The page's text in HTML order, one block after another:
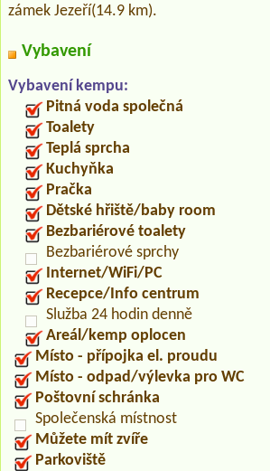
zámek Jezeří(14.9 km).
Vybavení
Vybavení kempu:
Pitná voda společná
Toalety
Teplá sprcha
Kuchyňka
Pračka
Dětské hřiště/baby room
Bezbariérové toalety
Bezbariérové sprchy
Internet/WiFi/PC
Recepce/Info centrum
Služba 24 hodin denně
Areál/kemp oplocen
Místo - přípojka el. proudu
Místo - odpad/výlevka pro WC
Poštovní schránka
Společenská místnost
Můžete mít zvíře
Parkoviště